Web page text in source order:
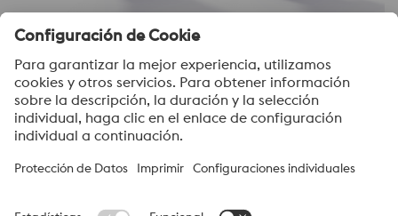
voestalpine Cooling Liquid Filter
voestalpine High Performance Metals Colombia S.A.